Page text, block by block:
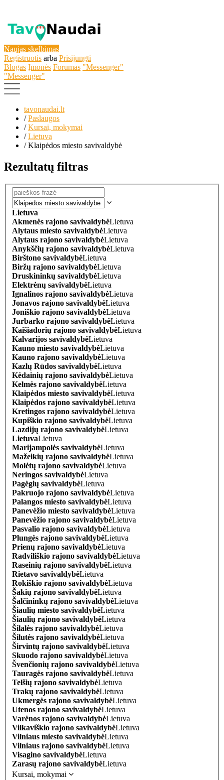
Naujas skelbimas
Registruotis arba Prisijungti
Blogas Įmonės Forumas "Messenger"
"Messenger"
tavonaudai.lt
/Paslaugos
/Kursai, mokymai
/Lietuva
/Klaipėdos miesto savivaldybė
Rezultatų filtras
Lietuva
Akmenės rajono savivaldybėLietuva
Alytaus miesto savivaldybėLietuva
Alytaus rajono savivaldybėLietuva
Anykščių rajono savivaldybėLietuva
Birštono savivaldybėLietuva
Biržų rajono savivaldybėLietuva
Druskininkų savivaldybėLietuva
Elektrėnų savivaldybėLietuva
Ignalinos rajono savivaldybėLietuva
Jonavos rajono savivaldybėLietuva
Joniškio rajono savivaldybėLietuva
Jurbarko rajono savivaldybėLietuva
Kaišiadorių rajono savivaldybėLietuva
Kalvarijos savivaldybėLietuva
Kauno miesto savivaldybėLietuva
Kauno rajono savivaldybėLietuva
Kazlų Rūdos savivaldybėLietuva
Kėdainių rajono savivaldybėLietuva
Kelmės rajono savivaldybėLietuva
Klaipėdos miesto savivaldybėLietuva
Klaipėdos rajono savivaldybėLietuva
Kretingos rajono savivaldybėLietuva
Kupiškio rajono savivaldybėLietuva
Lazdijų rajono savivaldybėLietuva
LietuvaLietuva
Marijampolės savivaldybėLietuva
Mažeikių rajono savivaldybėLietuva
Molėtų rajono savivaldybėLietuva
Neringos savivaldybėLietuva
Pagėgių savivaldybėLietuva
Pakruojo rajono savivaldybėLietuva
Palangos miesto savivaldybėLietuva
Panevėžio miesto savivaldybėLietuva
Panevėžio rajono savivaldybėLietuva
Pasvalio rajono savivaldybėLietuva
Plungės rajono savivaldybėLietuva
Prienų rajono savivaldybėLietuva
Radviliškio rajono savivaldybėLietuva
Raseinių rajono savivaldybėLietuva
Rietavo savivaldybėLietuva
Rokiškio rajono savivaldybėLietuva
Šakių rajono savivaldybėLietuva
Šalčininkų rajono savivaldybėLietuva
Šiaulių miesto savivaldybėLietuva
Šiaulių rajono savivaldybėLietuva
Šilalės rajono savivaldybėLietuva
Šilutės rajono savivaldybėLietuva
Širvintų rajono savivaldybėLietuva
Skuodo rajono savivaldybėLietuva
Švenčionių rajono savivaldybėLietuva
Tauragės rajono savivaldybėLietuva
Telšių rajono savivaldybėLietuva
Trakų rajono savivaldybėLietuva
Ukmergės rajono savivaldybėLietuva
Utenos rajono savivaldybėLietuva
Varėnos rajono savivaldybėLietuva
Vilkaviškio rajono savivaldybėLietuva
Vilniaus miesto savivaldybėLietuva
Vilniaus rajono savivaldybėLietuva
Visagino savivaldybėLietuva
Zarasų rajono savivaldybėLietuva
Kursai, mokymai